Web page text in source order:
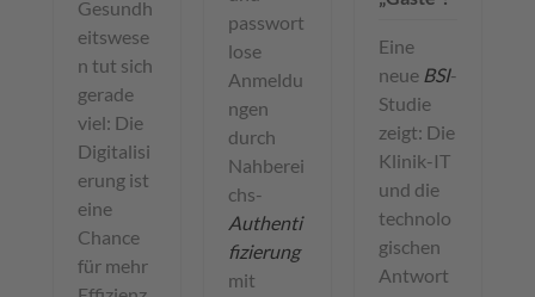
Gesundh
eitswese
n tut sich
gerade
viel: Die
Digitalisi
erung ist
eine
Chance
für mehr
passwort
lose
Anmeldu
ngen
durch
Nahberei
chs-
Authenti
fizierung
mit
Eine
neue BSI-
Studie
zeigt: Die
Klinik-IT
und die
technolo
gischen
Antwort